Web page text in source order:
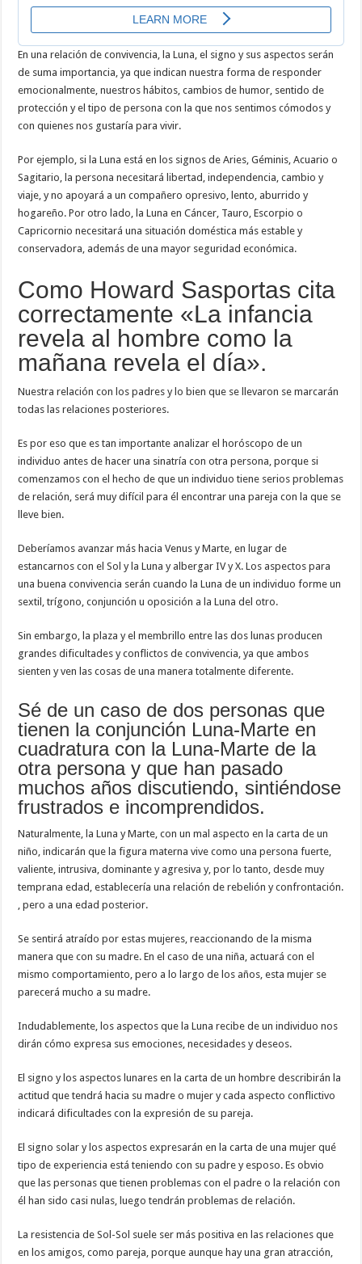
En una relación de convivencia, la Luna, el signo y sus aspectos serán
de suma importancia, ya que indican nuestra forma de responder
emocionalmente, nuestros hábitos, cambios de humor, sentido de
protección y el tipo de persona con la que nos sentimos cómodos y
con quienes nos gustaría para vivir.
Por ejemplo, si la Luna está en los signos de Aries, Géminis, Acuario o
Sagitario, la persona necesitará libertad, independencia, cambio y
viaje, y no apoyará a un compañero opresivo, lento, aburrido y
hogareño. Por otro lado, la Luna en Cáncer, Tauro, Escorpio o
Capricornio necesitará una situación doméstica más estable y
conservadora, además de una mayor seguridad económica.
Como Howard Sasportas cita
correctamente «La infancia
revela al hombre como la
mañana revela el día».
Nuestra relación con los padres y lo bien que se llevaron se marcarán
todas las relaciones posteriores.
Es por eso que es tan importante analizar el horóscopo de un
individuo antes de hacer una sinatría con otra persona, porque si
comenzamos con el hecho de que un individuo tiene serios problemas
de relación, será muy difícil para él encontrar una pareja con la que se
lleve bien.
Deberíamos avanzar más hacia Venus y Marte, en lugar de
estancarnos con el Sol y la Luna y albergar IV y X. Los aspectos para
una buena convivencia serán cuando la Luna de un individuo forme un
sextil, trígono, conjunción u oposición a la Luna del otro.
Sin embargo, la plaza y el membrillo entre las dos lunas producen
grandes dificultades y conflictos de convivencia, ya que ambos
sienten y ven las cosas de una manera totalmente diferente.
Sé de un caso de dos personas que
tienen la conjunción Luna-Marte en
cuadratura con la Luna-Marte de la
otra persona y que han pasado
muchos años discutiendo, sintiéndose
frustrados e incomprendidos.
Naturalmente, la Luna y Marte, con un mal aspecto en la carta de un
niño, indicarán que la figura materna vive como una persona fuerte,
valiente, intrusiva, dominante y agresiva y, por lo tanto, desde muy
temprana edad, establecería una relación de rebelión y confrontación.
, pero a una edad posterior.
Se sentirá atraído por estas mujeres, reaccionando de la misma
manera que con su madre. En el caso de una niña, actuará con el
mismo comportamiento, pero a lo largo de los años, esta mujer se
parecerá mucho a su madre.
Indudablemente, los aspectos que la Luna recibe de un individuo nos
dirán cómo expresa sus emociones, necesidades y deseos.
El signo y los aspectos lunares en la carta de un hombre describirán la
actitud que tendrá hacia su madre o mujer y cada aspecto conflictivo
indicará dificultades con la expresión de su pareja.
El signo solar y los aspectos expresarán en la carta de una mujer qué
tipo de experiencia está teniendo con su padre y esposo. Es obvio
que las personas que tienen problemas con el padre o la relación con
él han sido casi nulas, luego tendrán problemas de relación.
La resistencia de Sol-Sol suele ser más positiva en las relaciones que
en los amigos, como pareja, porque aunque hay una gran atracción,